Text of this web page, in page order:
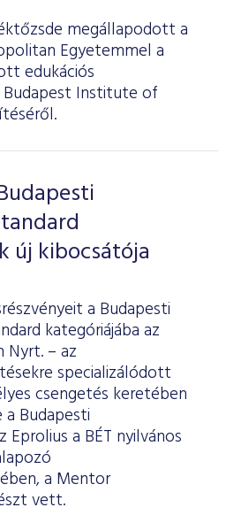
megállapodott a
Egyetemmel a
edukációs
Budapest Institute of
új kibocsátója
a Budapesti
kategóriájába az
Nyrt. – az
specializálódott
csengetés keretében
Budapesti
Eprolius a BÉT nyilvános
a Mentor
vett.